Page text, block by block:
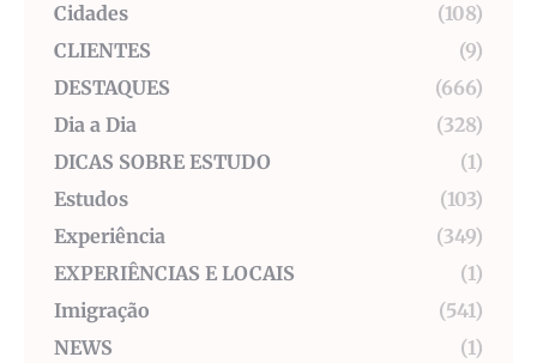
Cidades
(108)
CLIENTES
(9)
DESTAQUES
(666)
Dia a Dia
(328)
DICAS SOBRE ESTUDO
(1)
Estudos
(103)
Experiência
(349)
EXPERIÊNCIAS E LOCAIS
(1)
Imigração
(541)
NEWS
(1)